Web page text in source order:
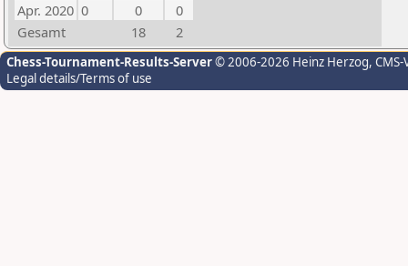
Apr. 2020 0 0
0
Gesamt
18 2
Chess-Tournament-Results-Server© 2006-2026 Heinz Herzog,
Legal details/Terms of use